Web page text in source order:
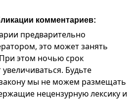
комментариев:
предварительно
это может занять
этом ночью срок
Будьте
мы не можем размещать
нецензурную лексику и